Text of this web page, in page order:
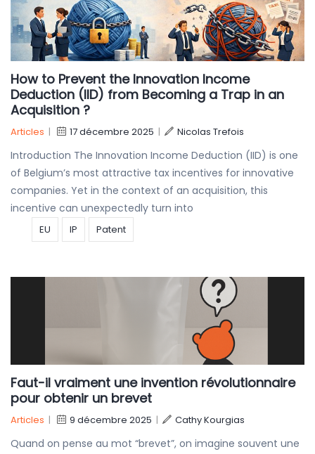
How to Prevent the Innovation Income
Deduction (IID) from Becoming a Trap in an
Acquisition ?
Articles | 17 décembre 2025 | Nicolas Trefois
Introduction The Innovation Income Deduction (IID) is one
of Belgium’s most attractive tax incentives for innovative
companies. Yet in the context of an acquisition, this
incentive can unexpectedly turn into
EU IP Patent
Faut-il vraiment une invention révolutionnaire
pour obtenir un brevet
Articles | 9 décembre 2025 | Cathy Kourgias
Quand on pense au mot “brevet”, on imagine souvent une